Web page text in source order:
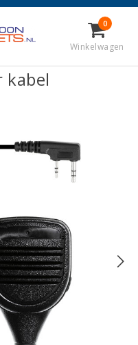
0
Winkelwagen
voor Kenwood
voor
kabel